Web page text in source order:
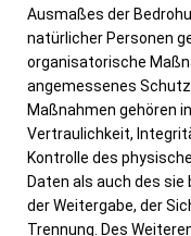
Ausmaßes der
natürlicher Personen
organisatorische
angemessenes
Maßnahmen gehören
Vertraulichkeit,
Kontrolle des
Daten als auch des
der Weitergabe, der
Trennung. Des